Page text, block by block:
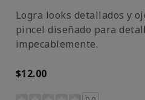
Logra looks detallados y
pincel diseñado para
impecablemente.
$12.00